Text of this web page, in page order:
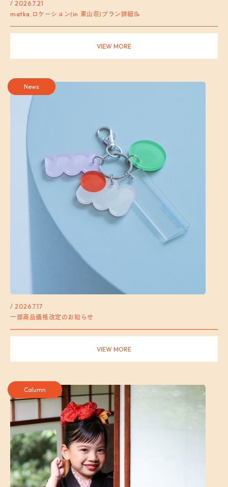
/ 2026.7.21
matka.ロケーション(in 東山荘)プラン詳細📝
VIEW MORE
News
/ 2026.7.17
一部商品価格改定のお知らせ
VIEW MORE
Column